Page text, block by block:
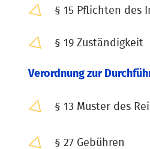
§ 15 Pflichten des
§ 19 Zuständigkeit
Verordnung zur
§ 13 Muster des
§ 27 Gebühren